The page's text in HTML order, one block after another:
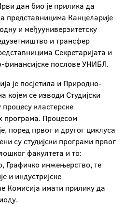
дан био је прилика да
представницима Канцеларије
и међууниверзитетску
и трансфер
Секретаријата и
финансијске послове УНИБЛ.
је посјетила и Природно-
којем се изводи Студијски
процесу кластерске
програма. Процесом
поред првог и другог циклуса
су студијски програми првог
факултета и то:
Графичко инжењерство, те
и индустријске
Комисија имати прилику да